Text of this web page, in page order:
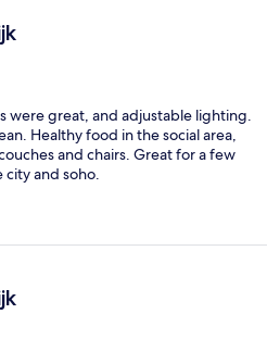
were great, and adjustable lighting.
Healthy food in the social area,
and chairs. Great for a few
city and soho.